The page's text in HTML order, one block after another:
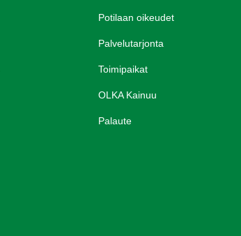
Potilaan oikeudet
Palvelutarjonta
Toimipaikat
OLKA Kainuu
Palaute